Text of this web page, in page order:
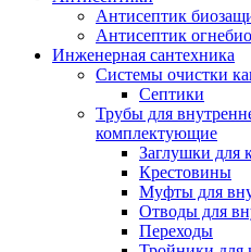
Антисептик
Антисептик
Инженерная сантехника
Системы очистки
Септики
Трубы для
комплектующие
Заглушки для
Крестовины
Муфты для
Отводы для
Переходы